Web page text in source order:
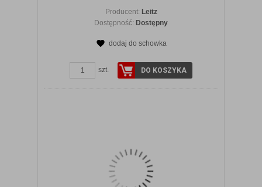
Producent: Leitz
Dostępność: Dostępny
dodaj do schowka
szt. DO KOSZYKA